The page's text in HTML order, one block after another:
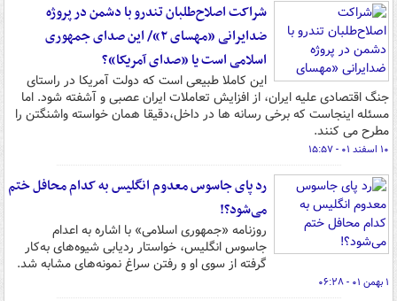
شراکت اصلاح‌طلبان تندرو با دشمن در پروژه
ضدایرانی «مهسای ۲»/ این صدای جمهوری
اسلامی است یا «صدای آمریکا»؟
این کاملا طبیعی است که دولت آمریکا در راستای
جنگ اقتصادی علیه ایران، از افزایش تعاملات ایران عصبی و آشفته شود. اما
مسئله اینجاست که برخی رسانه ها در داخل،دقیقا همان خواسته واشنگتن را
مطرح می کنند.
۱۰ اسفند ۰۱ - ۱۵:۵۷
رد پای جاسوس معدوم انگلیس به کدام محافل ختم
می‌شود؟!
روزنامه «جمهوری اسلامی» با اشاره به اعدام
جاسوس انگلیس، خواستار ردیابی شیوه‌های به‌کار
گرفته از سوی او و رفتن سراغ نمونه‌های مشابه شد.
۱ بهمن ۰۱ - ۰۶:۲۸